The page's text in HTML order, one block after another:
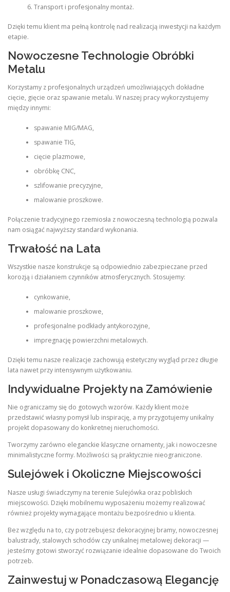
Transport i profesjonalny montaż.
Dzięki temu klient ma pełną kontrolę nad realizacją inwestycji na każdym
etapie.
Nowoczesne Technologie Obróbki
Metalu
Korzystamy z profesjonalnych urządzeń umożliwiających dokładne
cięcie, gięcie oraz spawanie metalu. W naszej pracy wykorzystujemy
między innymi:
spawanie MIG/MAG,
spawanie TIG,
cięcie plazmowe,
obróbkę CNC,
szlifowanie precyzyjne,
malowanie proszkowe.
Połączenie tradycyjnego rzemiosła z nowoczesną technologią pozwala
nam osiągać najwyższy standard wykonania.
Trwałość na Lata
Wszystkie nasze konstrukcje są odpowiednio zabezpieczane przed
korozją i działaniem czynników atmosferycznych. Stosujemy:
cynkowanie,
malowanie proszkowe,
profesjonalne podkłady antykorozyjne,
impregnację powierzchni metalowych.
Dzięki temu nasze realizacje zachowują estetyczny wygląd przez długie
lata nawet przy intensywnym użytkowaniu.
Indywidualne Projekty na Zamówienie
Nie ograniczamy się do gotowych wzorów. Każdy klient może
przedstawić własny pomysł lub inspirację, a my przygotujemy unikalny
projekt dopasowany do konkretnej nieruchomości.
Tworzymy zarówno eleganckie klasyczne ornamenty, jak i nowoczesne
minimalistyczne formy. Możliwości są praktycznie nieograniczone.
Sulejówek i Okoliczne Miejscowości
Nasze usługi świadczymy na terenie Sulejówka oraz pobliskich
miejscowości. Dzięki mobilnemu wyposażeniu możemy realizować
również projekty wymagające montażu bezpośrednio u klienta.
Bez względu na to, czy potrzebujesz dekoracyjnej bramy, nowoczesnej
balustrady, stalowych schodów czy unikalnej metalowej dekoracji —
jesteśmy gotowi stworzyć rozwiązanie idealnie dopasowane do Twoich
potrzeb.
Zainwestuj w Ponadczasową Elegancję